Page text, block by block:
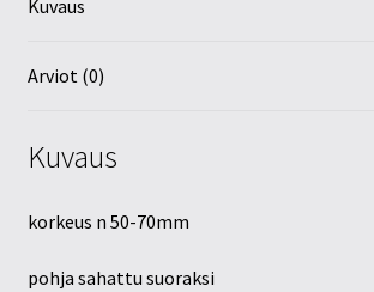
Kuvaus
Arviot (0)
Kuvaus
korkeus n 50-70mm
pohja sahattu suoraksi